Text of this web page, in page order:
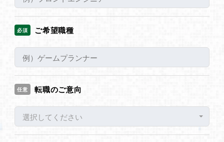
必須 ご希望職種
任意 転職のご意向
選択してください